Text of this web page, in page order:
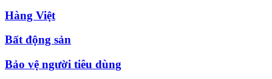
Hàng Việt
Bất động sản
Bảo vệ người tiêu dùng